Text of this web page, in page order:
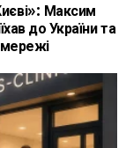
Максим
до України та
мережі